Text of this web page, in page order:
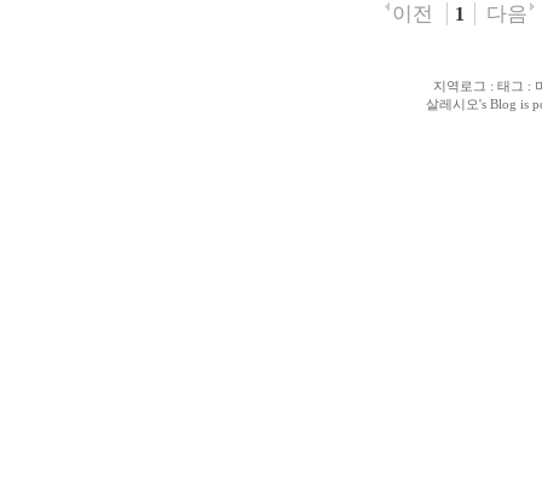
이전 1 다음
지역로그 : 태그 :
살레시오's Blog is